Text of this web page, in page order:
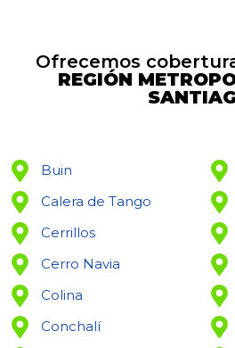
Ofrecemos
REGIÓN
Buin
Calera de Tango
Cerrillos
Cerro Navia
Colina
Conchalí